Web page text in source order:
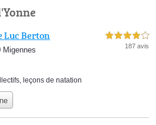
Luc Berton
Migennes
4,0 étoiles sur 5
187 avis
, leçons de natation